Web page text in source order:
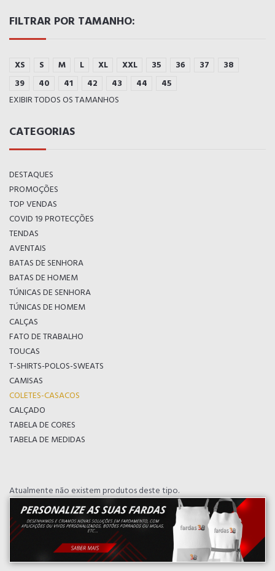
FILTRAR POR TAMANHO:
XS S M L XL XXL 35 36 37
38
39
40 41 42 43 44
45
EXIBIR TODOS OS TAMANHOS
CATEGORIAS
DESTAQUES
PROMOÇÕES
TOP VENDAS
COVID 19 PROTECÇÕES
TENDAS
AVENTAIS
BATAS DE SENHORA
BATAS DE HOMEM
TÚNICAS DE SENHORA
TÚNICAS DE HOMEM
CALÇAS
FATO DE TRABALHO
TOUCAS
T-SHIRTS-POLOS-SWEATS
CAMISAS
COLETES-CASACOS
CALÇADO
TABELA DE CORES
TABELA DE MEDIDAS
Atualmente não existem produtos deste tipo.